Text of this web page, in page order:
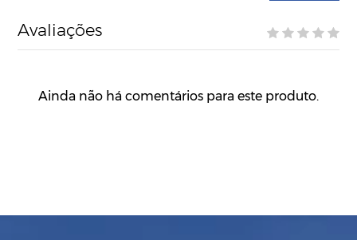
Avaliações
Ainda não há comentários para este produto.